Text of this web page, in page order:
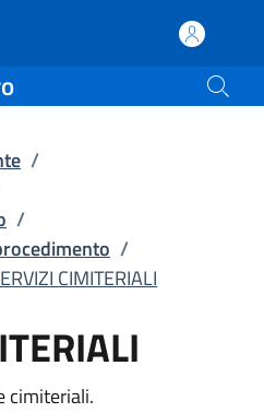
scheda).
/
/
/
CIMITERIALI
cimiteriali.